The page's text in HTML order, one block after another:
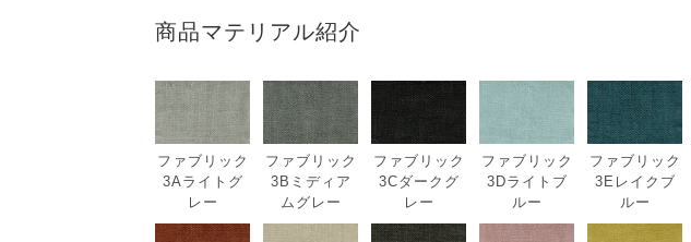
商品マテリアル紹介
ファブリック
3Aライトグ
レー
ファブリック
3Bミディア
ムグレー
ファブリック
3Cダークグ
レー
ファブリック
3Dライトブ
ルー
ファブリック
3Eレイクブ
ルー